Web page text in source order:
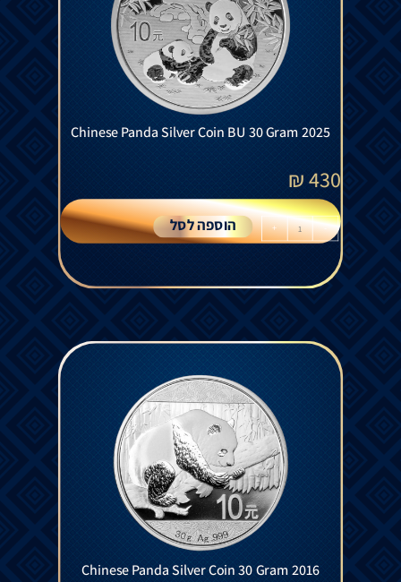
Chinese Panda Silver Coin BU 30 Gram 2025
430
₪
-
+ הוספה לסל
Chinese Panda Silver Coin 30 Gram 2016